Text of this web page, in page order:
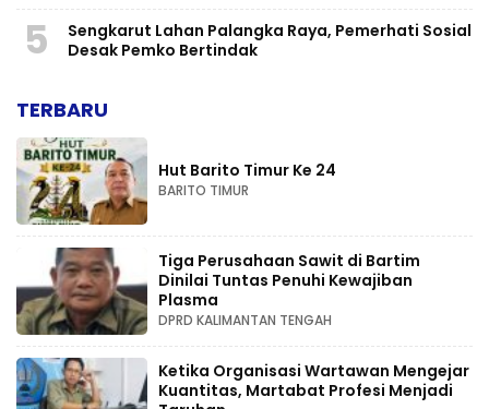
5
Sengkarut Lahan Palangka Raya, Pemerhati Sosial
Desak Pemko Bertindak
TERBARU
Hut Barito Timur Ke 24
BARITO TIMUR
Tiga Perusahaan Sawit di Bartim
Dinilai Tuntas Penuhi Kewajiban
Plasma
DPRD KALIMANTAN TENGAH
Ketika Organisasi Wartawan Mengejar
Kuantitas, Martabat Profesi Menjadi